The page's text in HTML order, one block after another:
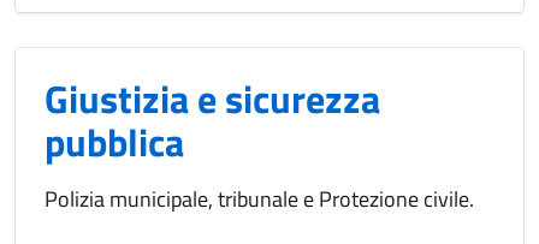
Giustizia e sicurezza
pubblica
Polizia municipale, tribunale e Protezione civile.